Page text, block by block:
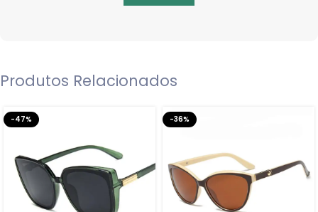
Produtos Relacionados
-47% -36%